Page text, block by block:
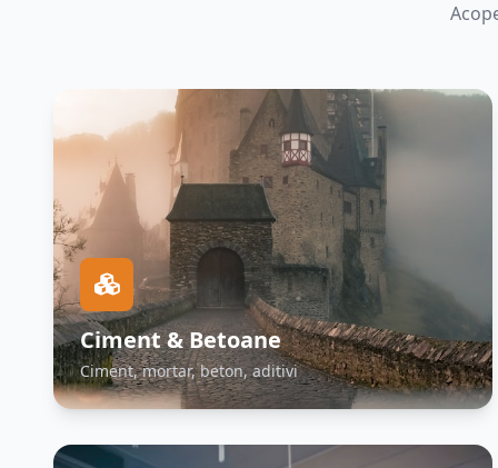
Ciment & Betoane
Ciment, mortar, beton, aditivi